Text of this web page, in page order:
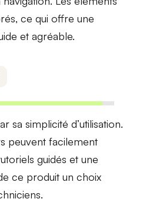
ce qui offre une
et agréable.
sasimplicité d’utilisation.
peuvent facilement
guidés et une
ce produit un choix